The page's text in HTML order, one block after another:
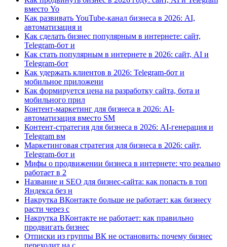
вместо Yo
Как развивать YouTube-канал бизнеса в 2026: AI,
автоматизация и
Как сделать бизнес популярным в интернете: сайт,
Telegram-бот и
Как стать популярным в интернете в 2026: сайт, AI и
Telegram-бот
Как удержать клиентов в 2026: Telegram-бот и
мобильное приложени
Как формируется цена на разработку сайта, бота и
мобильного прил
Контент-маркетинг для бизнеса в 2026: AI-
автоматизация вместо SM
Контент-стратегия для бизнеса в 2026: AI-генерация и
Telegram вм
Маркетинговая стратегия для бизнеса в 2026: сайт,
Telegram-бот и
Мифы о продвижении бизнеса в интернете: что реально
работает в 2
Название и SEO для бизнес-сайта: как попасть в топ
Яндекса без н
Накрутка ВКонтакте больше не работает: как бизнесу
расти через с
Накрутка ВКонтакте не работает: как правильно
продвигать бизнес
Отписки из группы ВК не остановить: почему бизнес
переходит на с